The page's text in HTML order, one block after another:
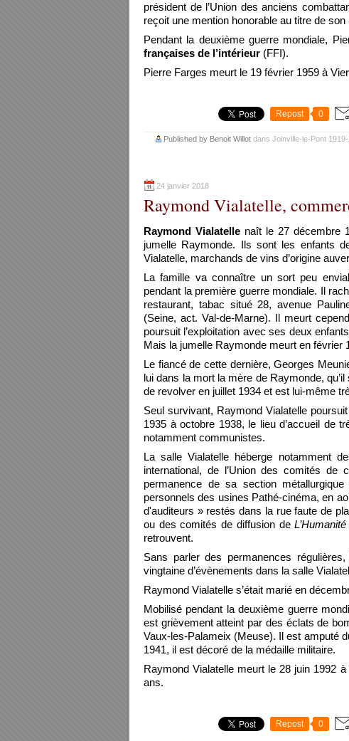
président de l’Union des anciens
reçoit une mention honorable au titre de
Pendant la deuxième guerre mondiale,
françaises de l’intérieur (FFI).
Pierre Farges meurt le 19 février 1959 à
Repost 0
Published by Benoit Willot dans Joinville-le-Pont
24 janvier 2018
Raymond Vialatelle,
Raymond Vialatelle naît le 27 décembre
jumelle Raymonde. Ils sont les enfants
Vialatelle, marchands de vins d’origine
La famille va connaître un sort peu
pendant la première guerre mondiale. Il
restaurant, tabac situé 28, avenue
(Seine, act. Val-de-Marne). Il meurt
poursuit l’exploitation avec ses deux
Mais la jumelle Raymonde meurt en février
Le fiancé de cette dernière, Georges
lui dans la mort la mère de Raymonde,
de revolver en juillet 1934 et est lui-même
Seul survivant, Raymond Vialatelle
1935 à octobre 1938, le lieu d’accueil de
notamment communistes.
La salle Vialatelle héberge notamment
international, de l’Union des comités
permanence de sa section
personnels des usines Pathé-cinéma, en
d'auditeurs » restés dans la rue faute de
ou des comités de diffusion deL’Humanité
retrouvent.
Sans parler des permanences
vingtaine d’évènements dans la salle
Raymond Vialatelle s’était marié en
Mobilisé pendant la deuxième guerre
est grièvement atteint par des éclats de
Vaux-les-Palameix (Meuse). Il est amputé
1941, il est décoré de la médaille militaire.
Raymond Vialatelle meurt le 28 juin 1992
ans.
Repost 0